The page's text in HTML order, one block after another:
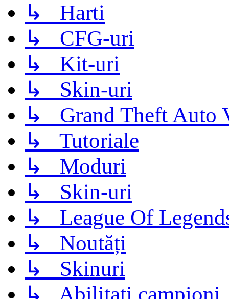
↳ Harti
↳ CFG-uri
↳ Kit-uri
↳ Skin-uri
↳ Grand Theft Auto
↳ Tutoriale
↳ Moduri
↳ Skin-uri
↳ League Of
↳ Noutăți
↳ Skinuri
↳ Abilitati campioni